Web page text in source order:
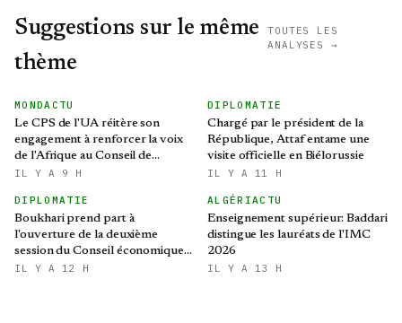
Suggestions sur le même
thème
TOUTES LES
ANALYSES →
MONDACTU
Le CPS de l'UA réitère son
engagement à renforcer la voix
de l'Afrique au Conseil de
sécurité des Nations Unies
IL Y A 9 H
DIPLOMATIE
Chargé par le président de la
République, Attaf entame une
visite officielle en Biélorussie
IL Y A 11 H
DIPLOMATIE
Boukhari prend part à
l'ouverture de la deuxième
session du Conseil économique,
social, culturel et
IL Y A 12 H
ALGÉRIACTU
Enseignement supérieur: Baddari
distingue les lauréats de l'IMC
2026
IL Y A 13 H